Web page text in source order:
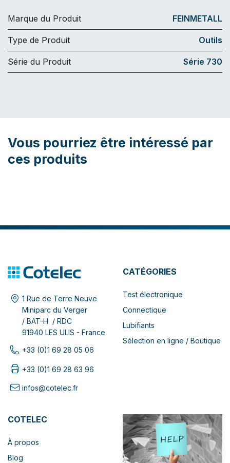
Marque du Produit FEINMETALL
Type de Produit Outils
Série du Produit Série 730
Vous pourriez être intéressé par
ces produits
1 Rue de Terre Neuve
Miniparc du Verger
/ BAT-H / RDC
91940 LES ULIS - France
+33 (0)1 69 28 05 06
+33 (0)1 69 28 63 96
infos@cotelec.fr
CATÉGORIES
Test électronique
Connectique
Lubifiants
Sélection en ligne / Boutique
COTELEC
À propos
Blog